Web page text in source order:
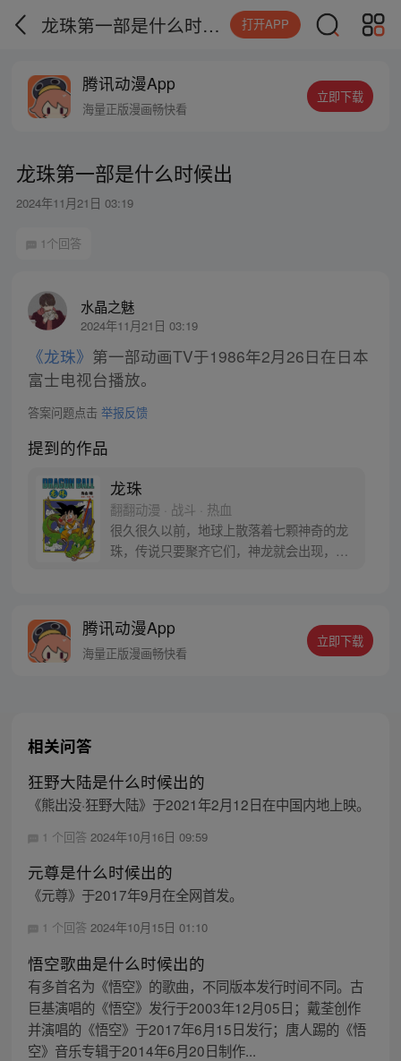
龙珠第一部是什么时候出 打开APP
腾讯动漫App
海量正版漫画畅快看
立即下载
龙珠第一部是什么时候出
2024年11月21日 03:19
1个回答
水晶之魅
2024年11月21日 03:19
《龙珠》 第一部动画TV于1986年2月26日在日本
富士电视台播放。
答案问题点击 举报反馈
提到的作品
龙珠
翻翻动漫 · 战斗 · 热血
很久很久以前，地球上散落着七颗神奇的龙
珠，传说只要聚齐它们，神龙就会出现，并
腾讯动漫App
海量正版漫画畅快看
立即下载
相关问答
狂野大陆是什么时候出的
《熊出没·狂野大陆》于2021年2月12日在中国内地上映。
1 个回答 2024年10月16日 09:59
元尊是什么时候出的
《元尊》于2017年9月在全网首发。
1 个回答 2024年10月15日 01:10
悟空歌曲是什么时候出的
有多首名为《悟空》的歌曲，不同版本发行时间不同。古
巨基演唱的《悟空》发行于2003年12月05日；戴荃创作
并演唱的《悟空》于2017年6月15日发行；唐人踢的《悟
空》音乐专辑于2014年6月20日制作...